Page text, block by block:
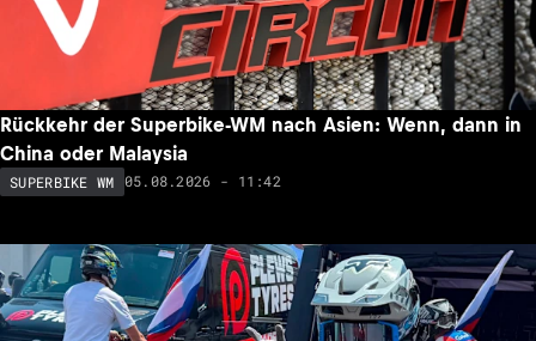
Rückkehr der Superbike-WM nach Asien: Wenn, dann in
China oder Malaysia
SUPERBIKE WM 05.08.2026 - 11:42